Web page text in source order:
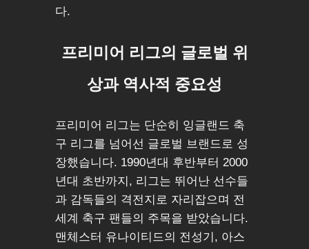
다.
프리미어 리그의 글로벌 위
상과 역사적 중요성
프리미어 리그는 단순히 잉글랜드 축
구 리그를 넘어선 글로벌 브랜드로 성
장했습니다. 1990년대 후반부터 2000
년대 초반까지, 리그는 뛰어난 선수들
과 감독들의 격전지로 자리잡으며 전
세계 축구 팬들의 주목을 받았습니다.
맨체스터 유나이티드의 전성기, 아스